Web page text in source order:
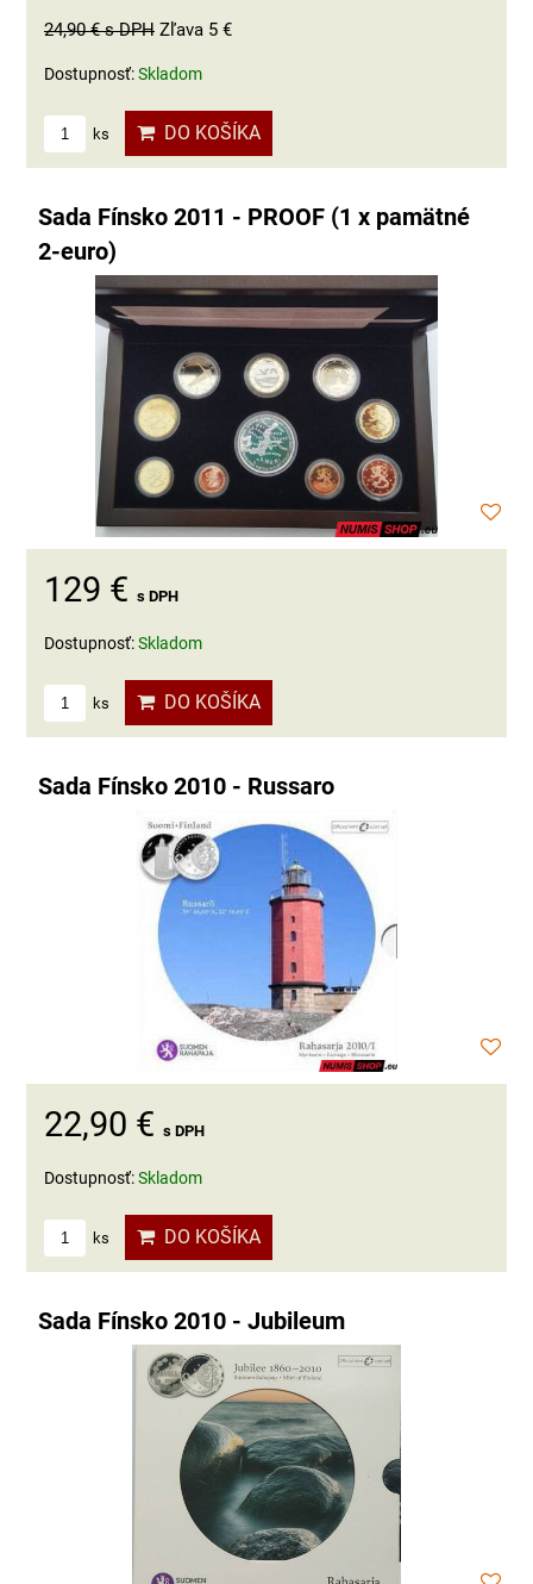
24,90 €s DPH Zľava 5 €
Dostupnosť:Skladom
ks DO KOŠÍKA
Sada Fínsko 2011 - PROOF (1 x pamätné
2-euro)
129 € s DPH
Dostupnosť:Skladom
ks DO KOŠÍKA
Sada Fínsko 2010 - Russaro
22,90 € s DPH
Dostupnosť:Skladom
ks DO KOŠÍKA
Sada Fínsko 2010 - Jubileum